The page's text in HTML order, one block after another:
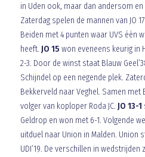
in Uden ook, maar dan andersom
Zaterdag spelen de mannen van JO
Beiden met 4 punten waar UVS één
heeft. JO 15 won eveneens keurig in
2-3. Door de winst staat Blauw
Schijndel op een negende plek.
Bekkerveld naar Veghel. Samen
volger van koploper Roda JC. JO 13-1
Geldrop en won met 6-1. Volgende
uitduel naar Union in Malden. Union
UDI’19. De verschillen in